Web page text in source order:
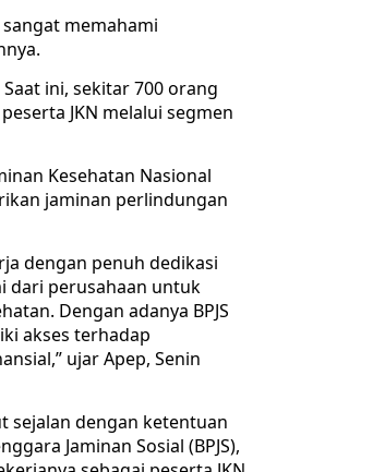
memahami
ini, sekitar 700 orang
JKN melalui segmen
Kesehatan Nasional
jaminan perlindungan
dengan penuh dedikasi
dari perusahaan untuk
Dengan adanya BPJS
akses terhadap
ujar Apep, Senin
sejalan dengan ketentuan
Jaminan Sosial (BPJS),